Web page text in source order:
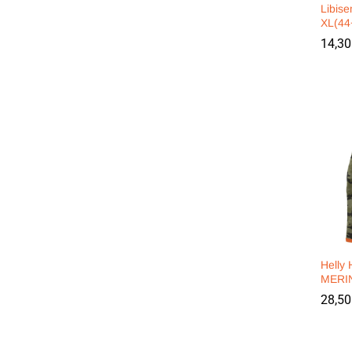
14,30
14,30
Helly
28,50
28,50